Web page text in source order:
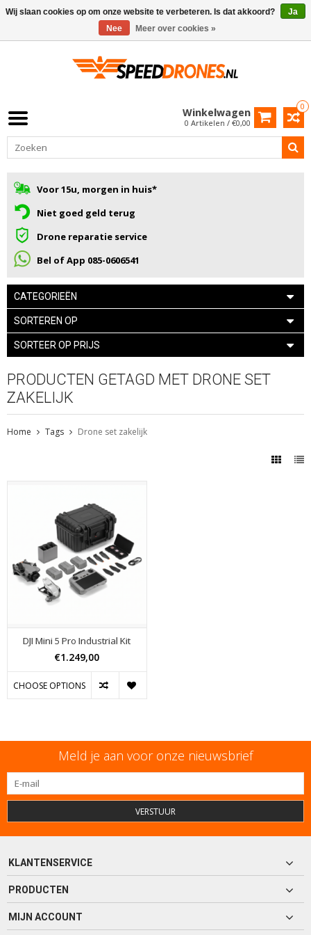
0
Winkelwagen
0 Artikelen / €0,00
Voor 15u, morgen in huis*
Niet goed geld terug
Drone reparatie service
Bel of App 085-0606541
CATEGORIEËN
SORTEREN OP
SORTEER OP PRIJS
PRODUCTEN GETAGD MET DRONE SET
ZAKELIJK
Home Tags Drone set zakelijk
DJI Mini 5 Pro Industrial Kit
€1.249,00
CHOOSE OPTIONS
Meld je aan voor onze nieuwsbrief
VERSTUUR
KLANTENSERVICE
PRODUCTEN
MIJN ACCOUNT
Wij slaan cookies op om onze website te verbeteren. Is dat akkoord?
Ja
Nee
Meer over cookies »